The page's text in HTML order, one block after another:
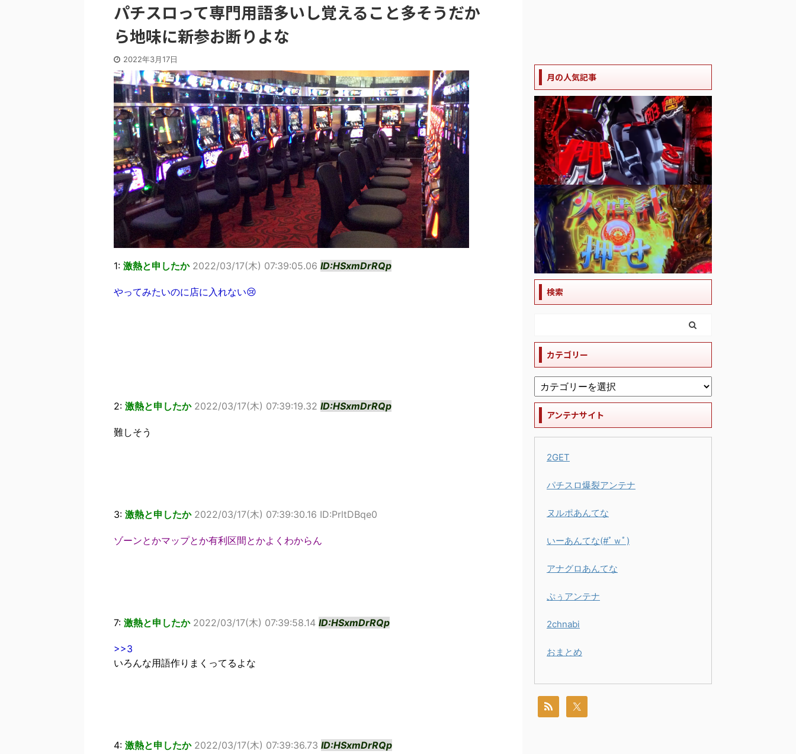
パチスロって専門用語多いし覚えること多そうだか
ら地味に新参お断りよな
2022年3月17日
1: 激熱と申したか 2022/03/17(木) 07:39:05.06 ID:HSxmDrRQp
やってみたいのに店に入れない😢
2: 激熱と申したか 2022/03/17(木) 07:39:19.32 ID:HSxmDrRQp
難しそう
3: 激熱と申したか 2022/03/17(木) 07:39:30.16 ID:PrltDBqe0
ゾーンとかマップとか有利区間とかよくわからん
7: 激熱と申したか 2022/03/17(木) 07:39:58.14 ID:HSxmDrRQp
>>3
いろんな用語作りまくってるよな
4: 激熱と申したか 2022/03/17(木) 07:39:36.73 ID:HSxmDrRQp
月の人気記事
検索
カテゴリー
アンテナサイト
2GET
パチスロ爆裂アンテナ
ヌルポあんてな
いーあんてな(#ﾟｗﾟ)
アナグロあんてな
ぷぅアンテナ
2chnabi
おまとめ